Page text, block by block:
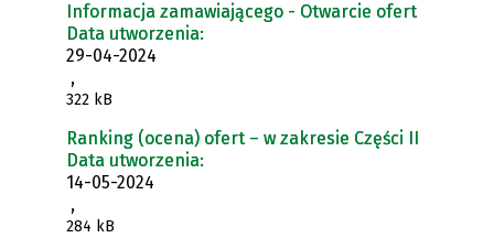
Informacja zamawiającego - Otwarcie ofert
Data utworzenia:
29-04-2024
,
322 kB
Ranking (ocena) ofert – w zakresie Części II
Data utworzenia:
14-05-2024
,
284 kB